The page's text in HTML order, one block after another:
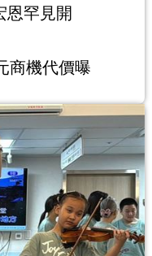
罕見開
商機代價曝